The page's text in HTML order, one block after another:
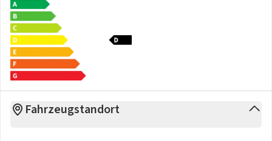
Interieur & Design:
- virtuelle Instrumente
- Sportlederlenkrad
- Multifunktionslenkrad
- Bedienelemente am Lenkrad
- Lenkradverstellung
- variabler Ladeboden
Fahrzeugstandort